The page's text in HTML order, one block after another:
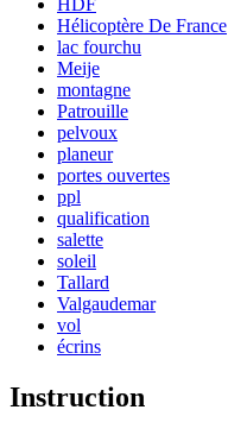
Hélicoptère De France
lac fourchu
Meije
montagne
Patrouille
pelvoux
planeur
portes ouvertes
ppl
qualification
salette
soleil
Tallard
Valgaudemar
vol
écrins
Instruction